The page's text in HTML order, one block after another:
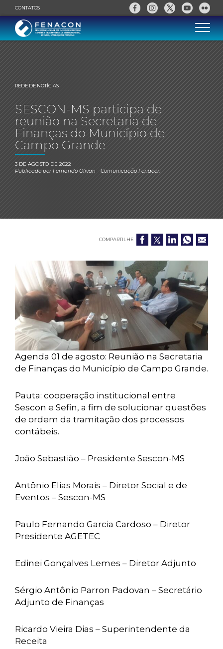
CONTATOS
REDE DE NOTÍCIAS
SESCON-MS participa de
reunião na Secretaria de
Finanças do Município de
Campo Grande
3 DE AGOSTO DE 2022
Publicado porFernando Olivan- Comunicação Fenacon
COMPARTILHE
Agenda 01 de agosto: Reunião na Secretaria
de Finanças do Município de Campo Grande.
Pauta: cooperação institucional entre
Sescon e Sefin, a fim de solucionar questões
de ordem da tramitação dos processos
contábeis.
João Sebastião – Presidente Sescon-MS
Antônio Elias Morais – Diretor Social e de
Eventos – Sescon-MS
Paulo Fernando Garcia Cardoso – Diretor
Presidente AGETEC
Edinei Gonçalves Lemes – Diretor Adjunto
Sérgio Antônio Parron Padovan – Secretário
Adjunto de Finanças
Ricardo Vieira Dias – Superintendente da
Receita